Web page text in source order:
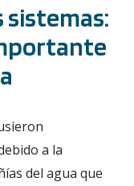
sistemas:
a la
del agua que